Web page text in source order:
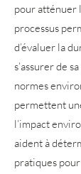
pour atténuer
processus
d’évaluer la
s’assurer de
normes
permettent
l’impact
aident à
pratiques